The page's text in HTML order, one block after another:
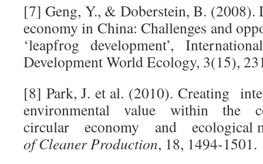
[7] Geng, Y., & Doberstein, B. (2008).
economy in China: Challenges and
‘leapfrog development’,
Development World Ecology, 3(15),
[8] Park, J. et al. (2010). Creating
environmental value within the
circular economy and ecological
of Cleaner Production, 18, 1494-1501.